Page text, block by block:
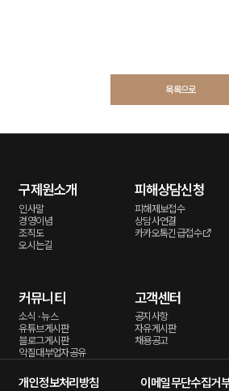
목록으로
구제원소개
인사말
경영이념
조직도
오시는길
피해상담신청
피해제보접수
상담사연결
카카오톡긴급접수
커뮤니티
소식 · 뉴스
유튜브게시판
블로그게시판
악질대부업자공유
고객센터
공지사항
자유게시판
채용공고
개인정보처리방침 이메일무단수집거